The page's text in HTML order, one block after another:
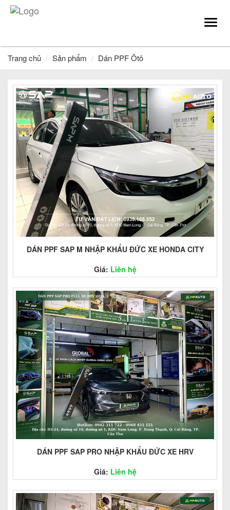
Trang chủ Sản phẩm Dán PPF Ôtô
DÁN PPF SAP M NHẬP KHẨU ĐỨC XE HONDA CITY
Giá: Liên hệ
DÁN PPF SAP PRO NHẬP KHẨU ĐỨC XE HRV
Giá: Liên hệ